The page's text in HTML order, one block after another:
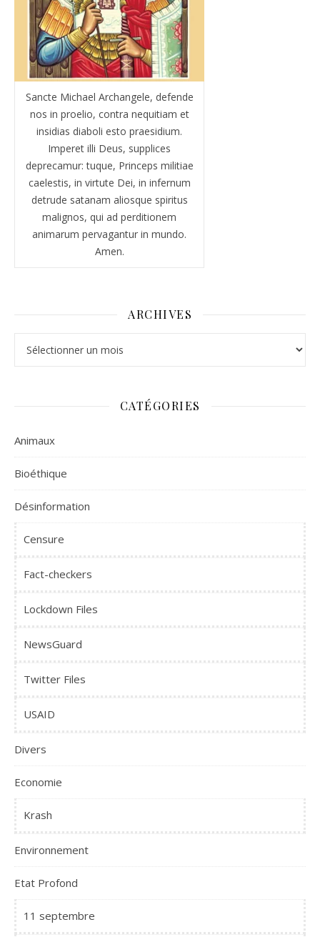
Sancte Michael Archangele, defende
nos in proelio, contra nequitiam et
insidias diaboli esto praesidium.
Imperet illi Deus, supplices
deprecamur: tuque, Princeps militiae
caelestis, in virtute Dei, in infernum
detrude satanam aliosque spiritus
malignos, qui ad perditionem
animarum pervagantur in mundo.
Amen.
ARCHIVES
CATÉGORIES
Animaux
Bioéthique
Désinformation
Censure
Fact-checkers
Lockdown Files
NewsGuard
Twitter Files
USAID
Divers
Economie
Krash
Environnement
Etat Profond
11 septembre